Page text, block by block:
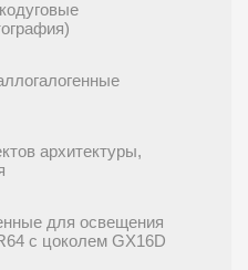
архитектуры,
для освещения
с цоколем GX16D